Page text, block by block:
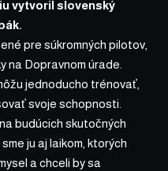
vytvoril slovenský
.
pre súkromných pilotov,
na Dopravnom úrade.
jednoducho trénovať,
svoje schopnosti.
budúcich skutočných
ju aj laikom, ktorých
a chceli by sa